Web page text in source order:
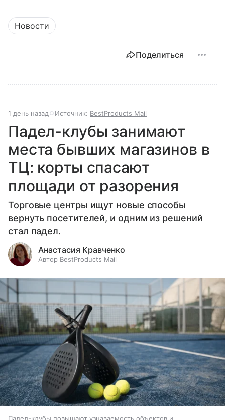
Новости
Поделиться
1 день назад Источник: BestProducts Mail
Падел-клубы занимают
места бывших магазинов в
ТЦ: корты спасают
площади от разорения
Торговые центры ищут новые способы
вернуть посетителей, и одним из решений
стал падел.
Анастасия Кравченко
Автор BestProducts Mail